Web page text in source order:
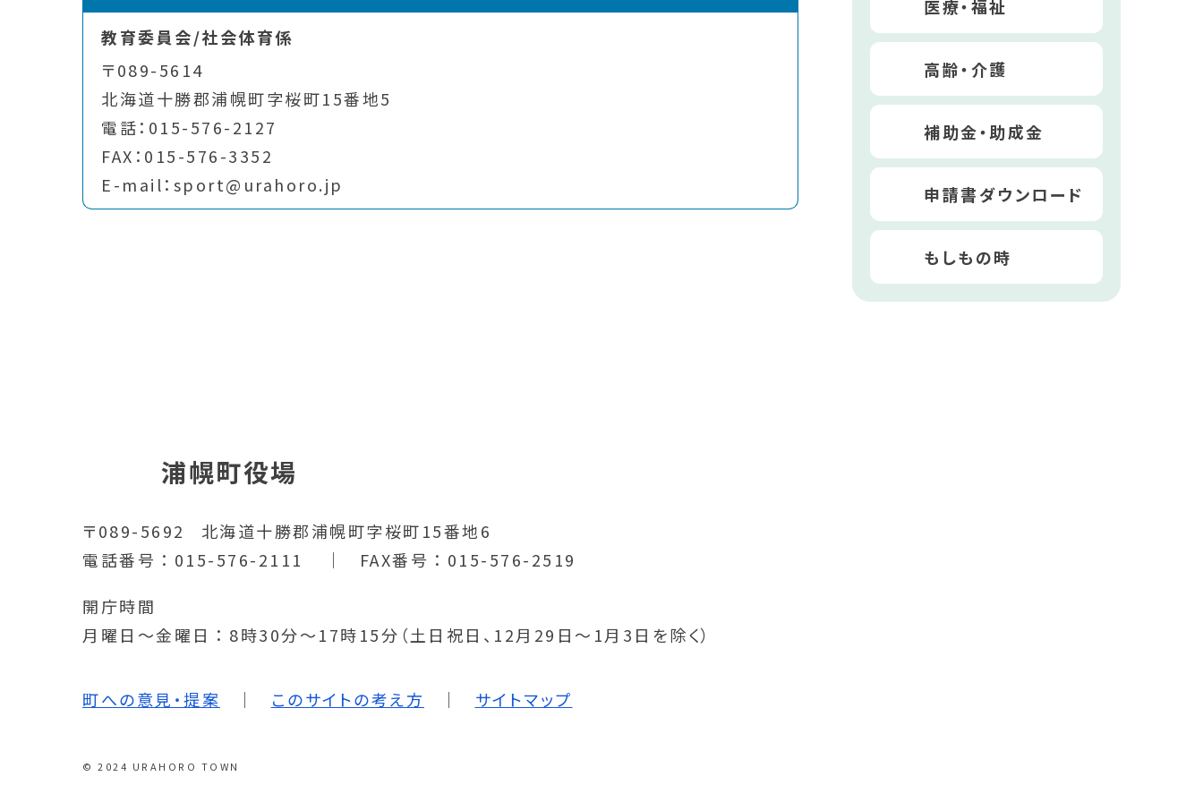
教育委員会/社会体育係
〒089-5614
北海道十勝郡浦幌町字桜町15番地5
電話：015-576-2127
FAX：015-576-3352
E-mail：sport@urahoro.jp
医療・福祉
高齢・介護
補助金・助成金
申請書ダウンロード
もしもの時
浦幌町役場
〒089-5692
北海道十勝郡浦幌町字桜町15番地6
電話番号
015-576-2111 FAX番号
015-576-2519
開庁時間
月曜日～金曜日
8時30分～17時15分（土日祝日、12月29日～1月3日を除く）
町への意見・提案 このサイトの考え方 サイトマップ
© 2024 URAHORO TOWN